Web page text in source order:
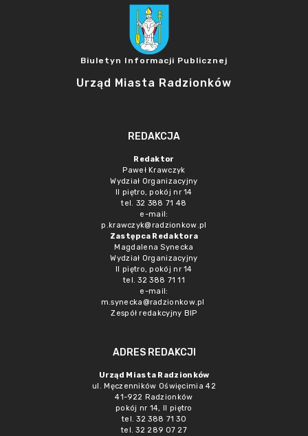
Biuletyn Informacji Publicznej
Urząd Miasta Radzionków
REDAKCJA
Redaktor
Paweł Krawczyk
Wydział Organizacyjny
II piętro, pokój nr 14
tel. 32 388 71 48
e-mail:
p.krawczyk@radzionkow.pl
Zastępca Redaktora
Magdalena Synecka
Wydział Organizacyjny
II piętro, pokój nr 14
tel. 32 388 71 11
e-mail:
m.synecka@radzionkow.pl
Zespół redakcyjny BIP
ADRES REDAKCJI
Urząd Miasta Radzionków
ul. Męczenników Oświęcimia 42
41-922 Radzionków
pokój nr 14, II piętro
tel. 32 388 71 30
tel. 32 289 07 27